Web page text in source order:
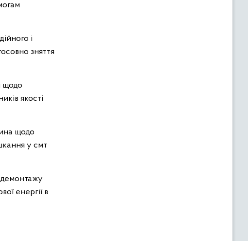
і
зняття
щодо
якості
щодо
у смт
демонтажу
енергії в